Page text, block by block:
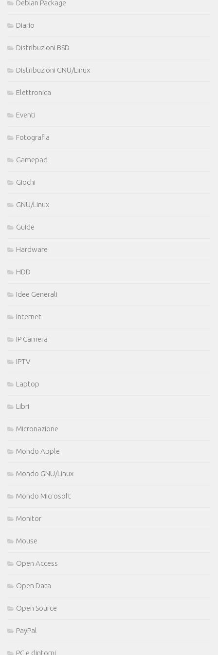
Debian Package
Diario
Distribuzioni BSD
Distribuzioni GNU/Linux
Elettronica
Eventi
Fotografia
Gamepad
Giochi
GNU/Linux
Guide
Hardware
HDD
Idee Generali
Internet
IP Camera
IPTV
Laptop
Libri
Micronazione
Mondo Apple
Mondo GNU/Linux
Mondo Microsoft
Monitor
Mouse
Open Access
Open Data
Open Source
PayPal
PC e dintorni